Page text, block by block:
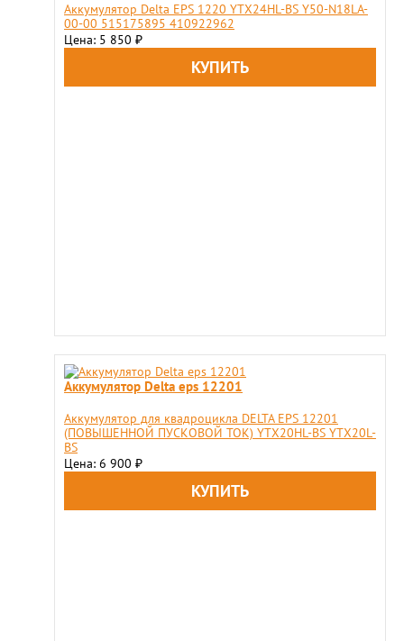
Аккумулятор Delta EPS 1220 YTX24HL-BS Y50-N18LA-
00-00 515175895 410922962
Цена: 5 850 ₽
Аккумулятор Delta eps 12201
Аккумулятор для квадроцикла DELTA EPS 12201
(ПОВЫШЕННОЙ ПУСКОВОЙ ТОК) YTX20HL-BS YTX20L-
BS
Цена: 6 900 ₽